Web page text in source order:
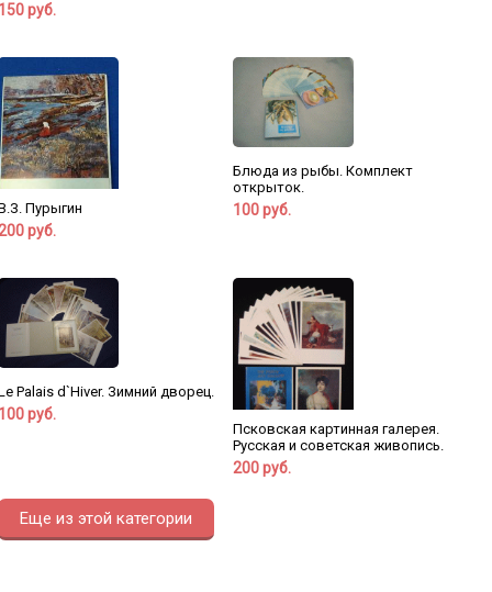
руб.
Пурыгин
руб.
Блюда из рыбы. Комплект
открыток.
100 руб.
Palais d`Hiver. Зимний дворец.
руб.
Псковская картинная галерея.
Русская и советская живопись.
200 руб.
Еще из этой категории